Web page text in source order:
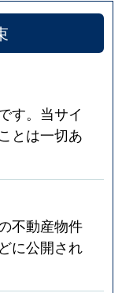
す。当サイ
とは一切あ
不動産物件
に公開され